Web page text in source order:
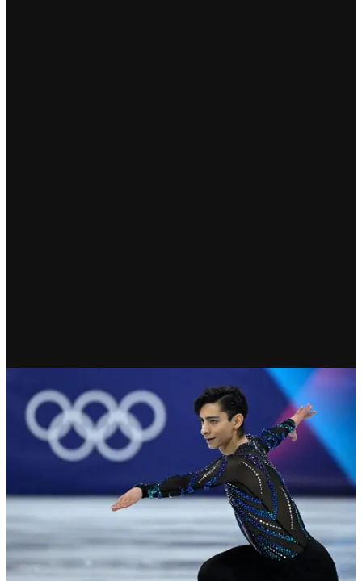
CULTURA
Donovan Carrillo, a la final